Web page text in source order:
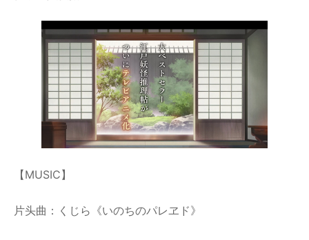
【MUSIC】
片头曲：くじら《いのちのパレヱド》